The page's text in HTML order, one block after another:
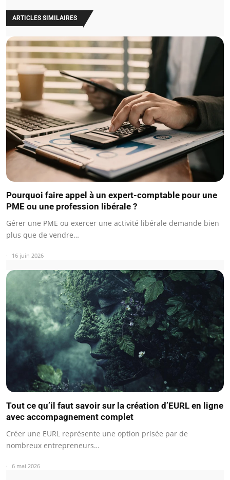
ARTICLES SIMILAIRES
Pourquoi faire appel à un expert-comptable pour une
PME ou une profession libérale ?
Gérer une PME ou exercer une activité libérale demande bien
plus que de vendre…
16 juin 2026
Tout ce qu’il faut savoir sur la création d’EURL en ligne
avec accompagnement complet
Créer une EURL représente une option prisée par de
nombreux entrepreneurs…
6 mai 2026